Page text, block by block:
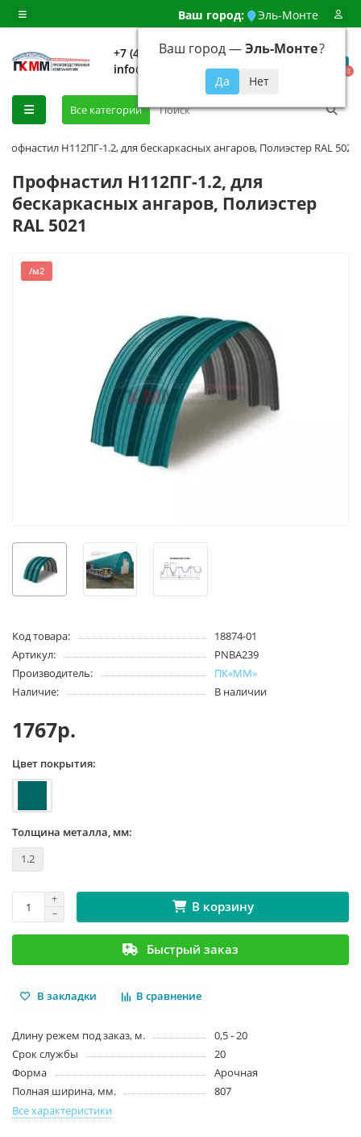
Ваш город: Эль-Монте
Ваш город —Эль-Монте?
+7 (499) 648-92-94
info@evroshtaketnikmoskva.ru
0
Все категории
H112ПГ-1.2, для бескаркасных ангаров, Полиэстер RAL 5021
Профнастил H112ПГ-1.2, для
бескаркасных ангаров, Полиэстер
RAL 5021
/м2
Код товара:
18874-01
Артикул:
PNBA239
Производитель:
ПК«ММ»
Наличие:
В наличии
1767р.
Цвет покрытия:
Толщина металла, мм:
1.2
В корзину
Быстрый заказ
В закладки В сравнение
Длину режем под заказ, м.
0,5 - 20
Срок службы
20
Форма
Арочная
Полная ширина, мм.
807
Все характеристики